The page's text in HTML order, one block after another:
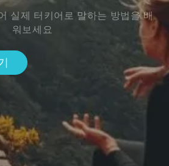
실제 터키어로 말하는 방법을 배
워보세요